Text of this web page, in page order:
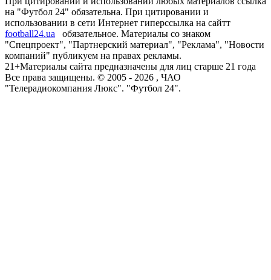
на "Футбол 24" обязательна. При цитировании и
использовании в сети Интернет гиперссылка на сайтт
football24.ua
обязательное. Материалы со знаком
"Спецпроект", "Партнерский материал", "Реклама", "Новости
компаний" публикуем на правах рекламы.
21+Материалы сайта предназначены для лиц старше 21 года
Все права защищены. © 2005 - 2026 , ЧАО
"Телерадиокомпания Люкс". "Футбол 24".